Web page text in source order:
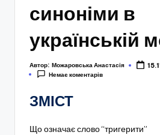
синоніми в
українській
Автор: Можаровська Анастасія
Немає коментарів
ЗМІСТ
Що означає слово “тригерити”